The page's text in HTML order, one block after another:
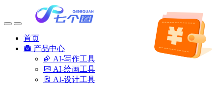
首页
产品中心
AI-写作工具
AI-绘画工具
AI-设计工具